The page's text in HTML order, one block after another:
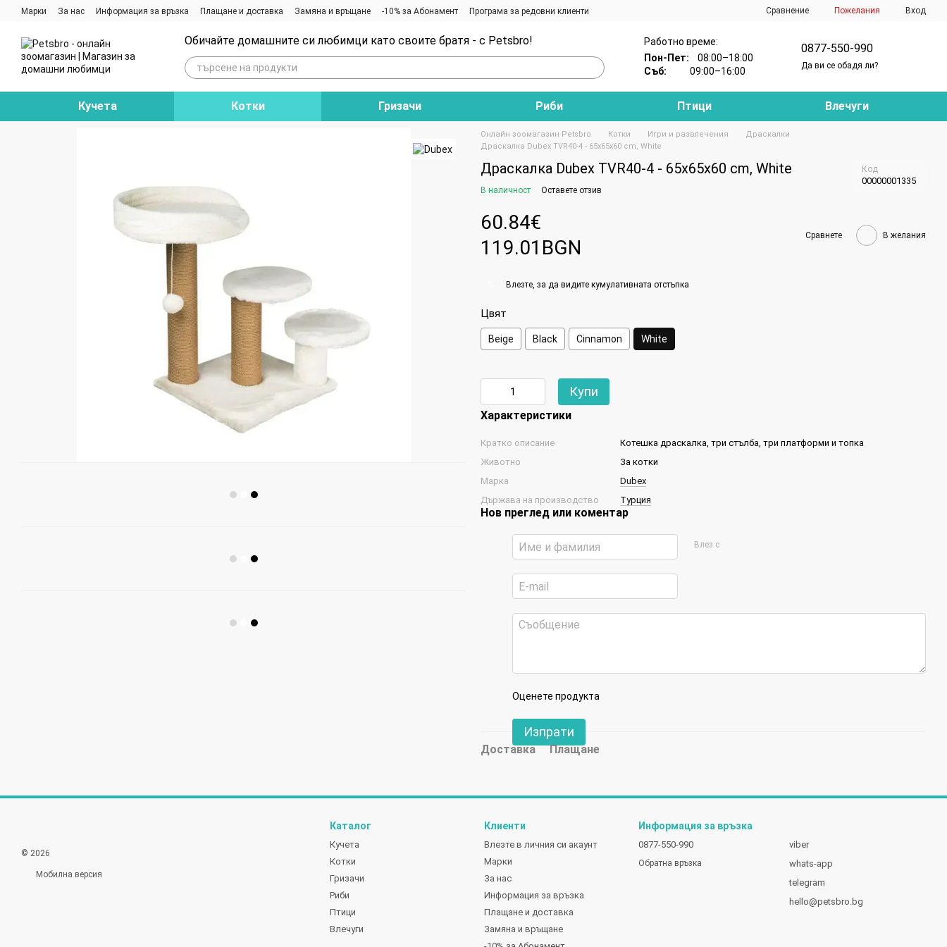
Премини към основното съдържание
Марки За нас Информация за връзка Плащане и доставка Замяна и връщане -10% за Абонамент
Програма за редовни клиенти
Сравнение Пожелания Вход
Обичайте домашните си любимци като своите братя - с Petsbro!
Работно време:
Пон-Пет:08:00–18:00
Съб:09:00–16:00
0877-550-990
Да ви се обадя ли?
Кучета Котки Гризачи Риби Птици Влечуги
Онлайн зоомагазин Petsbro Котки Игри и развлечения
Драскалки
Драскалка Dubex TVR40-4 - 65x65x60 cm, White
Драскалка Dubex TVR40-4 - 65x65x60 cm, White Код
00000001335
В наличност Оставете отзив
60.84€
119.01BGN
Сравнете В желания
Влезте , за да видите кумулативната отстъпка
Цвят
Beige Black Cinnamon White
Купи
Характеристики
Кратко описание
Котешка драскалка, три стълба, три платформи и топка
Животно
За котки
Марка
Dubex
Държава на производство
Турция
Нов преглед или коментар
Влез с
Оценете продукта
Изпрати
Доставка Плащане
© 2026
Мобилна версия
Каталог
Кучета
Котки
Гризачи
Риби
Птици
Влечуги
Клиенти
Влезте в личния си акаунт
Марки
За нас
Информация за връзка
Плащане и доставка
Замяна и връщане
Информация за връзка
0877-550-990
Обратна връзка
viber
whats-app
telegram
hello@petsbro.bg